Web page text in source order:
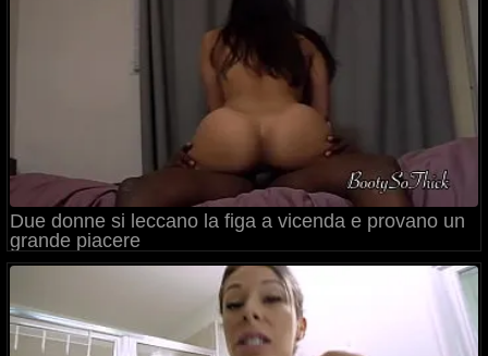
Due donne si leccano la figa a vicenda e provano un
grande piacere